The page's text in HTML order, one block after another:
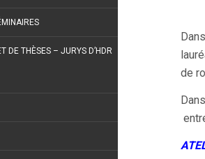
DE THÈSES – JURYS D’HDR
de